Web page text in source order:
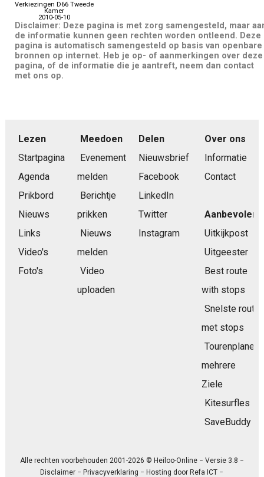
Verkiezingen D66 Tweede
Kamer
2010-05-10
Disclaimer: Deze pagina is met zorg samengesteld, maar
de informatie kunnen geen rechten worden ontleend. Deze
pagina is automatisch samengesteld op basis van openbare
bronnen op internet. Heb je op- of aanmerkingen over deze
pagina, of de informatie die je aantreft, neem dan contact
met ons op.
Lezen
Startpagina
Agenda
Prikbord
Nieuws
Links
Video's
Foto's
Meedoen
Evenement
melden
Berichtje
prikken
Nieuws
melden
Video
uploaden
Delen
Nieuwsbrief
Facebook
LinkedIn
Twitter
Instagram
Over ons
Informatie
Contact
Aanbevolen
Uitkijkpost
Uitgeester
Best route
with stops
Snelste route
met stops
Tourenplaner
mehrere
Ziele
Kitesurfles
SaveBuddy
Alle rechten voorbehouden 2001-2026 © Heiloo-Online − Versie 3.8 −
Disclaimer −Privacyverklaring − Hosting doorRefa ICT −